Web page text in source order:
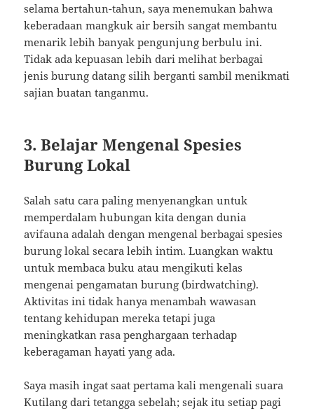
selama bertahun-tahun, saya menemukan bahwa
keberadaan mangkuk air bersih sangat membantu
menarik lebih banyak pengunjung berbulu ini.
Tidak ada kepuasan lebih dari melihat berbagai
jenis burung datang silih berganti sambil menikmati
sajian buatan tanganmu.
3. Belajar Mengenal Spesies
Burung Lokal
Salah satu cara paling menyenangkan untuk
memperdalam hubungan kita dengan dunia
avifauna adalah dengan mengenal berbagai spesies
burung lokal secara lebih intim. Luangkan waktu
untuk membaca buku atau mengikuti kelas
mengenai pengamatan burung (birdwatching).
Aktivitas ini tidak hanya menambah wawasan
tentang kehidupan mereka tetapi juga
meningkatkan rasa penghargaan terhadap
keberagaman hayati yang ada.
Saya masih ingat saat pertama kali mengenali suara
Kutilang dari tetangga sebelah; sejak itu setiap pagi